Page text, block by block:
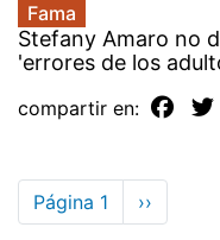
Fama
Stefany Amaro no
'errores de los
compartir en:
Paginación
Página 1
Siguiente
página
››